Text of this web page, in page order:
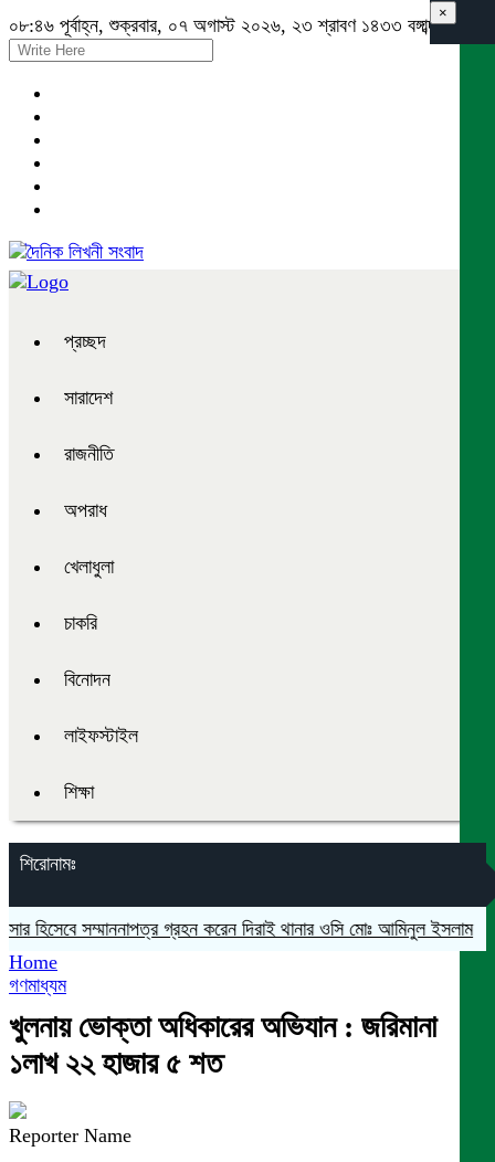
০৮:৪৬ পূর্বাহ্ন, শুক্রবার, ০৭ অগাস্ট ২০২৬, ২৩ শ্রাবণ ১৪৩৩ বঙ্গাব্দ
প্রচ্ছদ
সারাদেশ
রাজনীতি
অপরাধ
খেলাধুলা
চাকরি
বিনোদন
লাইফস্টাইল
শিক্ষা
শিরোনামঃ
সম্মাননাপত্র গ্রহন করেন দিরাই থানার ওসি মোঃ আমিনুল ইসলাম মদনে
×
Home
গণমাধ্যম
খুলনায় ভোক্তা অধিকারের অভিযান : জরিমানা
১লাখ ২২ হাজার ৫ শত
Reporter Name